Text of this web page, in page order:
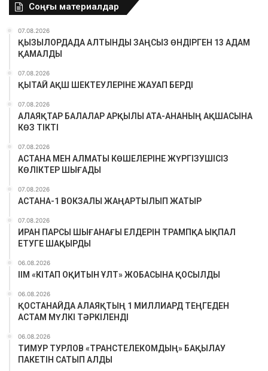
Соңғы материалдар
07.08.2026
ҚЫЗЫЛОРДАДА АЛТЫНДЫ ЗАҢСЫЗ ӨНДІРГЕН 13 АДАМ
ҚАМАЛДЫ
07.08.2026
ҚЫТАЙ АҚШ ШЕКТЕУЛЕРІНЕ ЖАУАП БЕРДІ
07.08.2026
АЛАЯҚТАР БАЛАЛАР АРҚЫЛЫ АТА-АНАНЫҢ АҚШАСЫНА
КӨЗ ТІКТІ
07.08.2026
АСТАНА МЕН АЛМАТЫ КӨШЕЛЕРІНЕ ЖҮРГІЗУШІСІЗ
КӨЛІКТЕР ШЫҒАДЫ
07.08.2026
АСТАНА-1 ВОКЗАЛЫ ЖАҢАРТЫЛЫП ЖАТЫР
07.08.2026
ИРАН ПАРСЫ ШЫҒАНАҒЫ ЕЛДЕРІН ТРАМПҚА ЫҚПАЛ
ЕТУГЕ ШАҚЫРДЫ
06.08.2026
ІІМ «КІТАП ОҚИТЫН ҰЛТ» ЖОБАСЫНА ҚОСЫЛДЫ
06.08.2026
ҚОСТАНАЙДА АЛАЯҚТЫҢ 1 МИЛЛИАРД ТЕҢГЕДЕН
АСТАМ МҮЛКІ ТӘРКІЛЕНДІ
06.08.2026
ТИМУР ТУРЛОВ «ТРАНСТЕЛЕКОМДЫҢ» БАҚЫЛАУ
ПАКЕТІН САТЫП АЛДЫ